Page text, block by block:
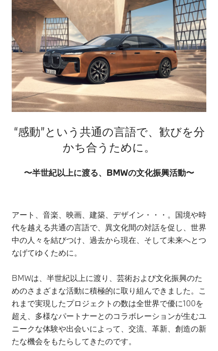
“感動”という共通の言語で、歓びを分
かち合うために。
〜半世紀以上に渡る、BMWの文化振興活動〜
アート、音楽、映画、建築、デザイン・・・。国境や時
代を越える共通の言語で、異文化間の対話を促し、世界
中の人々を結びつけ、過去から現在、そして未来へとつ
なげてゆくために。
BMWは、半世紀以上に渡り、芸術および文化振興のた
めのさまざまな活動に積極的に取り組んできました。こ
れまで実現したプロジェクトの数は全世界で優に100を
超え、多様なパートナーとのコラボレーションが生むユ
ニークな体験や出会いによって、交流、革新、創造の新
たな機会をもたらしてきたのです。